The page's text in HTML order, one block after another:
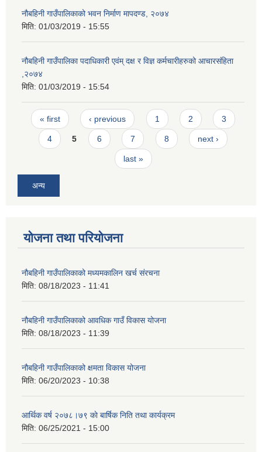
नौबहिनी गाउँपालिकाको भवन निर्माण मापदण्ड, २०७४
मिति: 01/03/2019 - 15:55
नौबहिनी गाउँपालिका पदाधिकारी एवंम् दक्ष र विज्ञ कर्मचारीहरुको आचारसंहिता
,२०७४
मिति: 01/03/2019 - 15:54
Pages
« first ‹ previous 1 2 3
4 5 6 7 8 next ›
last »
अन्य
योजना तथा परियोजना
नौबहिनी गाउँपालिकाको मध्यमकालिन खर्च संरचना
मिति: 08/18/2023 - 11:41
नौबहिनी गाउँपालिकाको आवधिक गाउँ विकास योजना
मिति: 08/18/2023 - 11:39
नौबहिनी गाउँपालिकाको क्षमता विकास योजना
मिति: 06/20/2023 - 10:38
आर्थिक वर्ष २०७८।७९ काे बार्षिक निति तथा कार्यक्रम
मिति: 06/25/2021 - 15:00